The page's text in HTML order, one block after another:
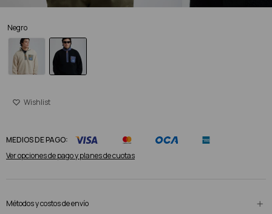
Negro
MEDIOS DE PAGO:
Ver opciones de pago y planes de cuotas
Métodos y costos de envío